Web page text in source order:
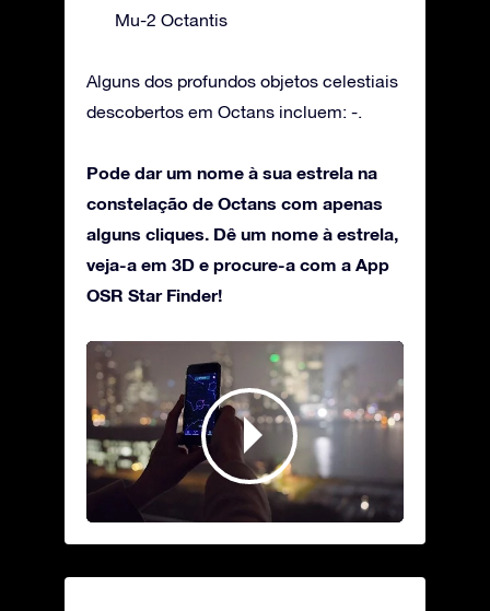
Mu-2 Octantis
Alguns dos profundos objetos celestiais
descobertos em Octans incluem: -.
Pode dar um nome à sua estrela na
constelação de Octans com apenas
alguns cliques. Dê um nome à estrela,
veja-a em 3D e procure-a com a App
OSR Star Finder!